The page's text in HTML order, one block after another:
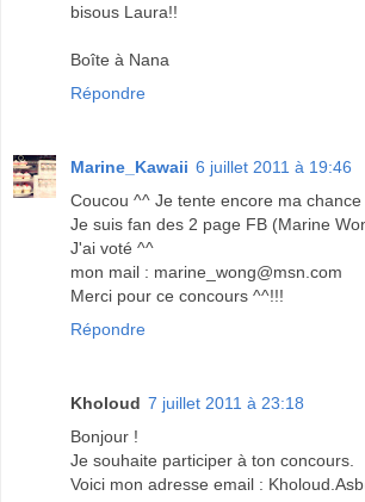
bisous Laura!!
Boîte à Nana
Répondre
Marine_Kawaii 6 juillet 2011 à 19:46
Coucou ^^ Je tente encore ma
Je suis fan des 2 page FB (Marine
J'ai voté ^^
mon mail : marine_wong@msn.com
Merci pour ce concours ^^!!!
Répondre
Kholoud 7 juillet 2011 à 23:18
Bonjour !
Je souhaite participer à ton concours.
Voici mon adresse email :